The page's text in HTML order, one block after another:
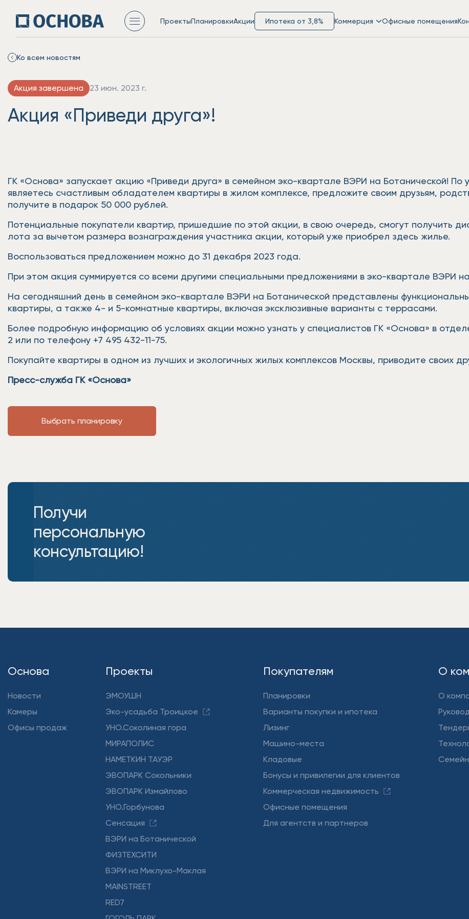
ПроектыПланировкиАкции Ипотека от 3,8% Коммерция Офисные помещения
Ко всем новостям
Акция завершена 23 июн. 2023 г.
Акция «Приведи друга»!
ГК «Основа» запускает акцию «Приведи друга» в семейном эко-квартале ВЭРИ на Ботанической! По
являетесь счастливым обладателем квартиры в жилом комплексе, предложите своим друзьям,
получите в подарок 50 000 рублей.
Потенциальные покупатели квартир, пришедшие по этой акции, в свою очередь, смогут получить
лота за вычетом размера вознаграждения участника акции, который уже приобрел здесь жилье.
Воспользоваться предложением можно до 31 декабря 2023 года.
При этом акция суммируется со всеми другими специальными предложениями в эко-квартале ВЭРИ
На сегодняшний день в семейном эко-квартале ВЭРИ на Ботанической представлены
квартиры, а также 4- и 5-комнатные квартиры, включая эксклюзивные варианты с террасами.
Более подробную информацию об условиях акции можно узнать у специалистов ГК «Основа» в
2 или по телефону +7 495 432-11-75.
Покупайте квартиры в одном из лучших и экологичных жилых комплексов Москвы, приводите своих
Пресс-служба ГК «Основа»
Выбрать планировку
Получи
персональную
консультацию!
Основа
Новости
Камеры
Офисы продаж
Проекты
ЭМОУШН
Эко-усадьба Троицкое
УНО.Соколиная гора
МИРАПОЛИС
НАМЕТКИН ТАУЭР
ЭВОПАРК Сокольники
ЭВОПАРК Измайлово
УНО.Горбунова
Сенсация
ВЭРИ на Ботанической
ФИЗТЕХСИТИ
ВЭРИ на Миклухо-Маклая
MAINSTREET
RED7
Покупателям
Планировки
Варианты покупки и ипотека
Лизинг
Машино-места
Кладовые
Бонусы и привилегии для клиентов
Коммерческая недвижимость
Офисные помещения
Для агентств и партнеров
О
О